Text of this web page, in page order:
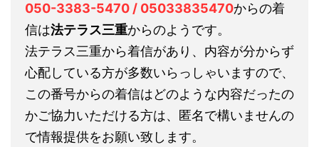
050-3383-5470 / 05033835470からの着
信は法テラス三重からのようです。
法テラス三重から着信があり、内容が分からず
心配している方が多数いらっしゃいますので、
この番号からの着信はどのような内容だったの
かご協力いただける方は、匿名で構いませんの
で情報提供をお願い致します。